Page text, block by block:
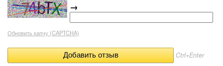
→
Обновить капчу (CAPTCHA)
Ctrl+Enter